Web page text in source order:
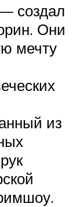
создал
Они
мечту
из